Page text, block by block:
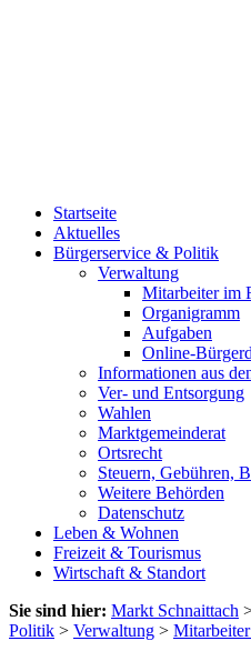
Startseite
Aktuelles
Bürgerservice & Politik
Verwaltung
Mitarbeiter im
Organigramm
Aufgaben
Online-
Informationen aus
Ver- und Entsorgung
Wahlen
Marktgemeinderat
Ortsrecht
Steuern, Gebühren,
Weitere Behörden
Datenschutz
Leben & Wohnen
Freizeit & Tourismus
Wirtschaft & Standort
Sie sind hier: Markt Schnaittach
Politik > Verwaltung >